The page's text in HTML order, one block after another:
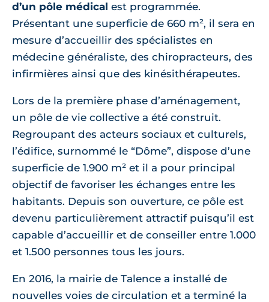
d’un pôle médical est programmée.
Présentant une superficie de 660 m², il sera en
mesure d’accueillir des spécialistes en
médecine généraliste, des chiropracteurs, des
infirmières ainsi que des kinésithérapeutes.
Lors de la première phase d’aménagement,
un pôle de vie collective a été construit.
Regroupant des acteurs sociaux et culturels,
l’édifice, surnommé le “Dôme”, dispose d’une
superficie de 1.900 m² et il a pour principal
objectif de favoriser les échanges entre les
habitants. Depuis son ouverture, ce pôle est
devenu particulièrement attractif puisqu’il est
capable d’accueillir et de conseiller entre 1.000
et 1.500 personnes tous les jours.
En 2016, la mairie de Talence a installé de
nouvelles voies de circulation et a terminé la